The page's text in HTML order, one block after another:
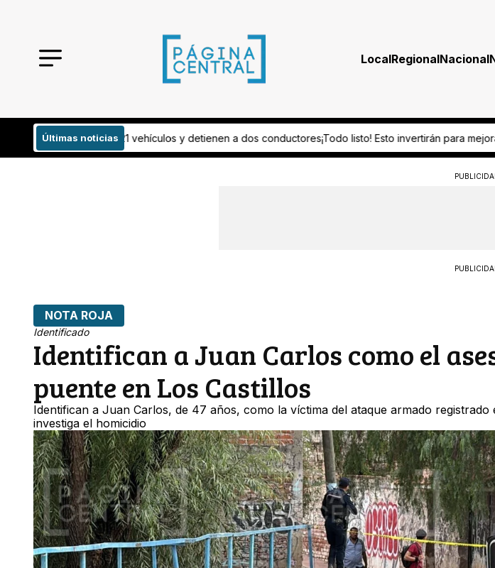
LocalRegionalNacional
Últimas noticias
y detienen a dos conductores¡Todo listo! Esto invertirán para mejorar infraestructura para el ciclo
NOTA ROJA
Identificado
Identifican a Juan Carlos como el
puente en Los Castillos
Identifican a Juan Carlos, de 47 años, como la víctima del ataque armado registrado
investiga el homicidio